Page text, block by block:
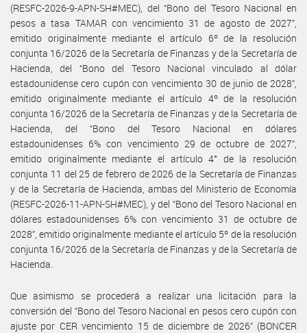
(RESFC-2026-9-APN-SH#MEC), del “Bono del Tesoro Nacional en
pesos a tasa TAMAR con vencimiento 31 de agosto de 2027”,
emitido originalmente mediante el artículo 6º de la resolución
conjunta 16/2026 de la Secretaría de Finanzas y de la Secretaría de
Hacienda, del “Bono del Tesoro Nacional vinculado al dólar
estadounidense cero cupón con vencimiento 30 de junio de 2028”,
emitido originalmente mediante el artículo 4º de la resolución
conjunta 16/2026 de la Secretaría de Finanzas y de la Secretaría de
Hacienda, del “Bono del Tesoro Nacional en dólares
estadounidenses 6% con vencimiento 29 de octubre de 2027”,
emitido originalmente mediante el artículo 4° de la resolución
conjunta 11 del 25 de febrero de 2026 de la Secretaría de Finanzas
y de la Secretaría de Hacienda, ambas del Ministerio de Economía
(RESFC-2026-11-APN-SH#MEC), y del “Bono del Tesoro Nacional en
dólares estadounidenses 6% con vencimiento 31 de octubre de
2028”, emitido originalmente mediante el artículo 5º de la resolución
conjunta 16/2026 de la Secretaría de Finanzas y de la Secretaría de
Hacienda.
Que asimismo se procederá a realizar una licitación para la
conversión del “Bono del Tesoro Nacional en pesos cero cupón con
ajuste por CER vencimiento 15 de diciembre de 2026” (BONCER